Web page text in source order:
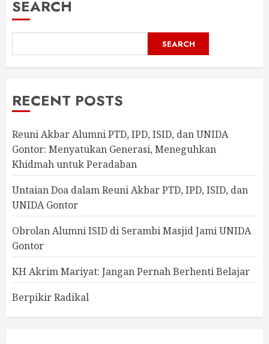
SEARCH
SEARCH
RECENT POSTS
Reuni Akbar Alumni PTD, IPD, ISID, dan UNIDA
Gontor: Menyatukan Generasi, Meneguhkan
Khidmah untuk Peradaban
Untaian Doa dalam Reuni Akbar PTD, IPD, ISID, dan
UNIDA Gontor
Obrolan Alumni ISID di Serambi Masjid Jami UNIDA
Gontor
KH Akrim Mariyat: Jangan Pernah Berhenti Belajar
Berpikir Radikal